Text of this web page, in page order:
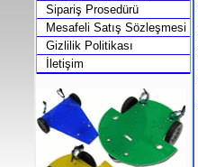
Sipariş Prosedürü
Mesafeli Satış Sözleşmesi
Gizlilik Politikası
İletişim